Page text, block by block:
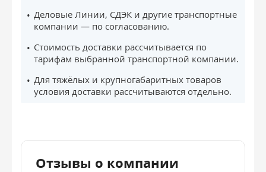
Деловые Линии, СДЭК и другие транспортные
компании — по согласованию.
Стоимость доставки рассчитывается по
тарифам выбранной транспортной компании.
Для тяжёлых и крупногабаритных товаров
условия доставки рассчитываются отдельно.
Отзывы о компании